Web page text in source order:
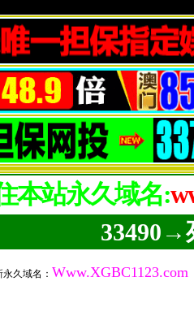
本站永久域名:
33490→
久域名： Www.XGBC1123.com